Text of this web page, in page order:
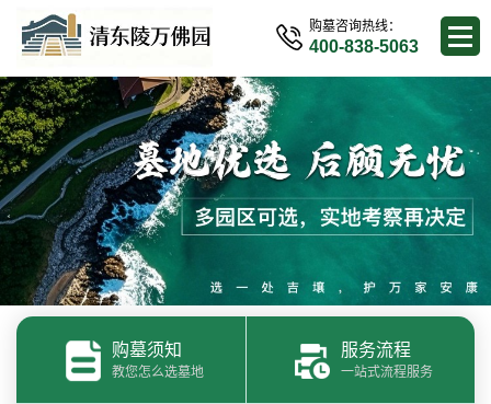
购墓咨询热线：
400-838-5063
购墓须知
教您怎么选墓地
服务流程
一站式流程服务